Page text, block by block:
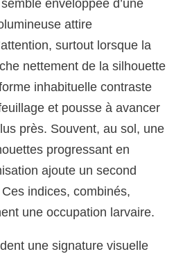
enveloppée d’une
attire
surtout lorsque la
nettement de la silhouette
inhabituelle contraste
et pousse à avancer
près. Souvent, au sol, une
progressant en
ajoute un second
indices, combinés,
une occupation larvaire.
une signature visuelle